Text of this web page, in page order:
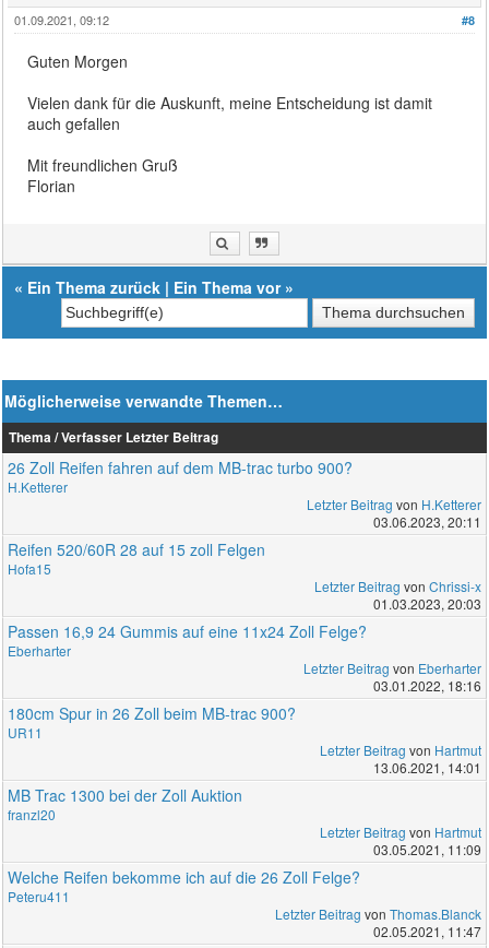
#8
01.09.2021, 09:12
Guten Morgen
Vielen dank für die Auskunft, meine Entscheidung ist damit
auch gefallen
Mit freundlichen Gruß
Florian
« Ein Thema zurück | Ein Thema vor»
Möglicherweise verwandte Themen…
Thema / Verfasser Letzter Beitrag
26 Zoll Reifen fahren auf dem MB-trac turbo 900?
H.Ketterer
Letzter Beitrag von H.Ketterer
03.06.2023, 20:11
Reifen 520/60R 28 auf 15 zoll Felgen
Hofa15
Letzter Beitrag von Chrissi-x
01.03.2023, 20:03
Passen 16,9 24 Gummis auf eine 11x24 Zoll Felge?
Eberharter
Letzter Beitrag von Eberharter
03.01.2022, 18:16
180cm Spur in 26 Zoll beim MB-trac 900?
UR11
Letzter Beitrag von Hartmut
13.06.2021, 14:01
MB Trac 1300 bei der Zoll Auktion
franzl20
Letzter Beitrag von Hartmut
03.05.2021, 11:09
Welche Reifen bekomme ich auf die 26 Zoll Felge?
Peteru411
Letzter Beitrag von Thomas.Blanck
02.05.2021, 11:47